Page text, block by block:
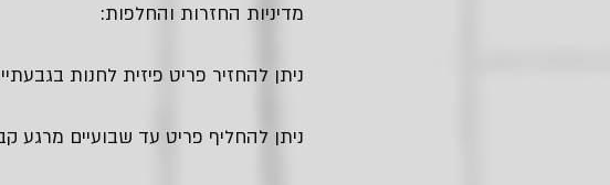
מדיניות החזרות והחלפות:
ניתן להחזיר פריט פיזית לחנות בגבעתיים - עד 48 שעות מרגע קבלתו,
ניתן להחליף פריט עד שבועיים מרגע